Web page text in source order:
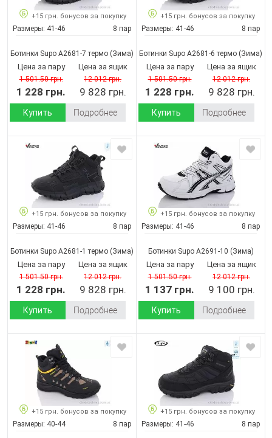
+15 грн. бонусов за покупку
Размеры: 41-46 8 пар
Ботинки Supo A2681-7 термо (Зима)
Цена за пару
1 501.50 грн.
1 228 грн.
Цена за ящик
12 012 грн.
9 828 грн.
Купить Подробнее
+15 грн. бонусов за покупку
Размеры: 41-46 8 пар
Ботинки Supo A2681-6 термо (Зима)
Цена за пару
1 501.50 грн.
1 228 грн.
Цена за ящик
12 012 грн.
9 828 грн.
Купить Подробнее
+15 грн. бонусов за покупку
Размеры: 41-46 8 пар
Ботинки Supo A2681-1 термо (Зима)
Цена за пару
1 501.50 грн.
1 228 грн.
Цена за ящик
12 012 грн.
9 828 грн.
Купить Подробнее
+15 грн. бонусов за покупку
Размеры: 41-46 8 пар
Ботинки Supo A2691-10 (Зима)
Цена за пару
1 501.50 грн.
1 137 грн.
Цена за ящик
12 012 грн.
9 100 грн.
Купить Подробнее
+15 грн. бонусов за покупку
Размеры: 40-44 8 пар
+15 грн. бонусов за покупку
Размеры: 41-46 8 пар